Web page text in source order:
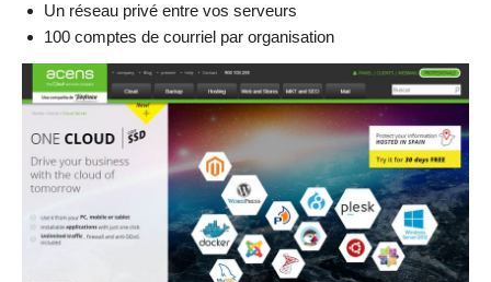
Un réseau privé entre vos serveurs
100 comptes de courriel par organisation